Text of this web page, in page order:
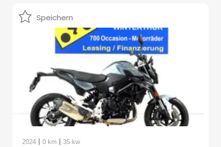
Speichern
2024 | 0 km | 35 kw